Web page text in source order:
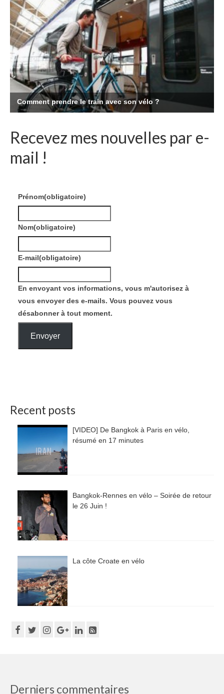
Recevez mes nouvelles par e-
mail !
Prénom(obligatoire)
Nom(obligatoire)
E-mail(obligatoire)
En envoyant vos informations, vous m'autorisez à
vous envoyer des e-mails. Vous pouvez vous
désabonner à tout moment.
Envoyer
Recent posts
[VIDEO] De Bangkok à Paris en vélo,
résumé en 17 minutes
Bangkok-Rennes en vélo – Soirée de retour
le 26 Juin !
La côte Croate en vélo
Derniers commentaires